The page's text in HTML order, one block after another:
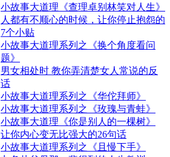
小故事大道理《查理卓别林笑对人生》
人都有不顺心的时候，让你停止抱怨的
7个小贴
小故事大道理系列之《换个角度看问
题》
男女相处时 教你弄清楚女人常说的反
话
小故事大道理系列之《华佗拜师》
小故事大道理系列之《玫瑰与青蛙》
小故事大道理《你是别人的一棵树》
让你内心变无比强大的26句话
小故事大道理系列之《且慢下手》